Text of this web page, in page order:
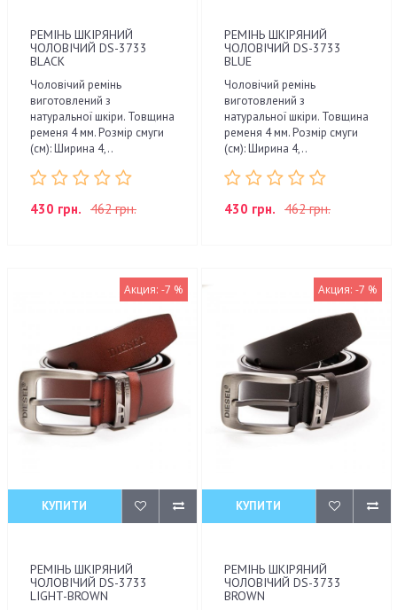
РЕМІНЬ ШКІРЯНИЙ
ЧОЛОВІЧИЙ DS-3733
BLACK
Чоловічий ремінь
виготовлений з
натуральної шкіри. Товщина
ременя 4 мм. Розмір смуги
(см): Ширина 4,..
430 грн. 462 грн.
РЕМІНЬ ШКІРЯНИЙ
ЧОЛОВІЧИЙ DS-3733
BLUE
Чоловічий ремінь
виготовлений з
натуральної шкіри. Товщина
ременя 4 мм. Розмір смуги
(см): Ширина 4,..
430 грн. 462 грн.
Акция: -7 %
КУПИТИ
РЕМІНЬ ШКІРЯНИЙ
ЧОЛОВІЧИЙ DS-3733
LIGHT-BROWN
Акция: -7 %
КУПИТИ
РЕМІНЬ ШКІРЯНИЙ
ЧОЛОВІЧИЙ DS-3733
BROWN